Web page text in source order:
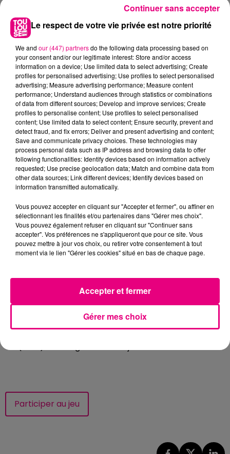
Code Postal*
Ville*
Adresse*
Téléphone*
J'accepte de recevoir les informations de
Toulouse FM (newsletters et SMS)
*
Participer au jeu
Le respect de votre vie privée est notre priorité
We and our (447) partnersdo the following data processing based on
your consent and/or our legitimate interest: Store and/or access
information on a device; Use limited data to select advertising; Create
profiles for personalised advertising; Use profiles to select personalised
advertising; Measure advertising performance; Measure content
performance; Understand audiences through statistics or combinations
of data from different sources; Develop and improve services; Create
profiles to personalise content; Use profiles to select personalised
content; Use limited data to select content; Ensure security, prevent and
detect fraud, and fix errors; Deliver and present advertising and content;
Save and communicate privacy choices. These technologies may
process personal data such as IP address and browsing data to offer
following functionalities: Identify devices based on information actively
requested; Use precise geolocation data; Match and combine data from
other data sources; Link different devices; Identify devices based on
information transmitted automatically.
Vous pouvez accepter en cliquant sur "Accepter et fermer", ou affiner en
sélectionnant les finalités et/ou partenaires dans "Gérer mes choix".
Vous pouvez également refuser en cliquant sur "Continuer sans
accepter". Vos préférences ne s'appliqueront que pour ce site. Vous
pouvez mettre à jour vos choix, ou retirer votre consentement à tout
moment via le lien "Gérer les cookies" situé en bas de chaque page.
Gérer mes choix
Accepter et fermer
Continuer sans accepter